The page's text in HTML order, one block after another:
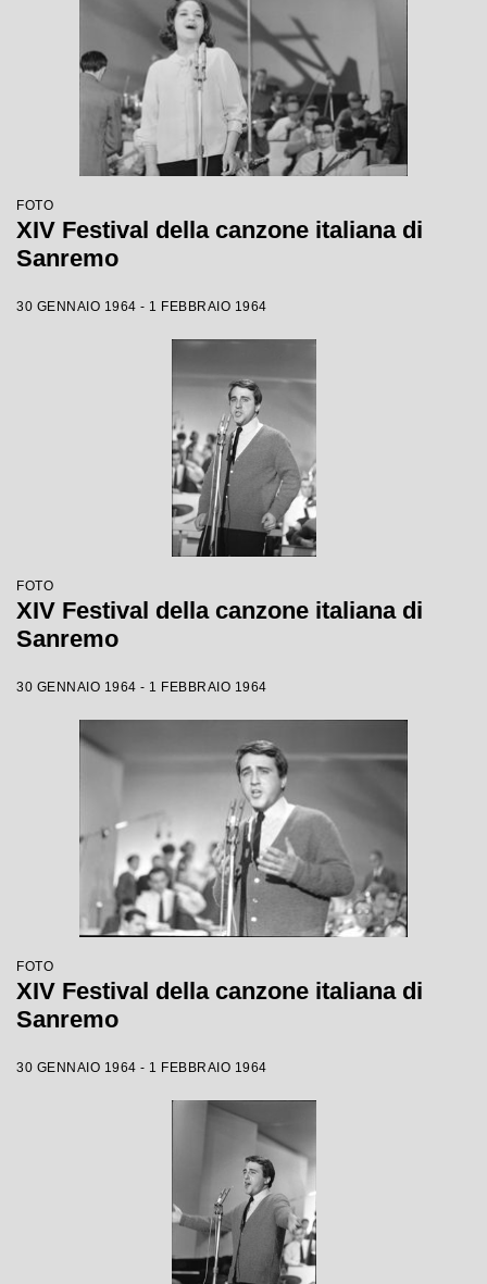
FOTO
XIV Festival della canzone italiana di
Sanremo
30 GENNAIO 1964 - 1 FEBBRAIO 1964
FOTO
XIV Festival della canzone italiana di
Sanremo
30 GENNAIO 1964 - 1 FEBBRAIO 1964
FOTO
XIV Festival della canzone italiana di
Sanremo
30 GENNAIO 1964 - 1 FEBBRAIO 1964